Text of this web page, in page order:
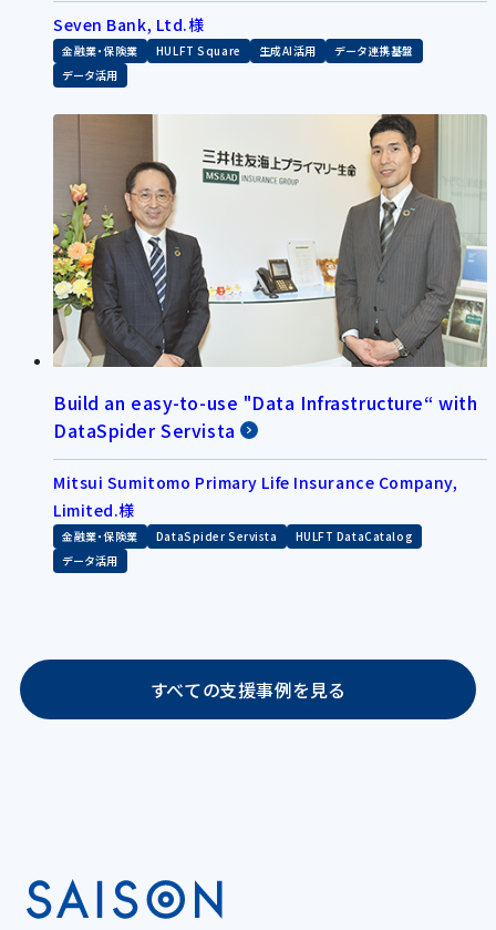
Seven Bank, Ltd.様
金融業・保険業 HULFT Square 生成AI活用
データ連携基盤
データ活用
Build an easy-to-use "Data Infrastructure“ with
DataSpider Servista
Mitsui Sumitomo Primary Life Insurance Company,
Limited.様
金融業・保険業 DataSpider Servista
HULFT DataCatalog
データ活用
すべての支援事例を見る